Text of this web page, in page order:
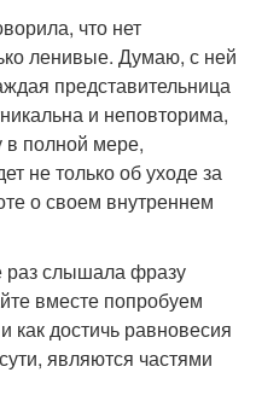
что нет
ленивые. Думаю, с ней
представительница
и неповторима,
в полной мере,
не только об уходе за
о своем внутреннем
раз слышала фразу
вместе попробуем
как достичь равновесия
являются частями